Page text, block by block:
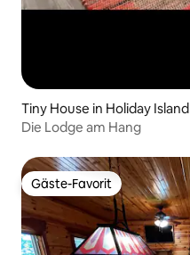
Tiny House in Holiday Island
Die Lodge am Hang
Gäste-Favorit
Gäste-Favorit